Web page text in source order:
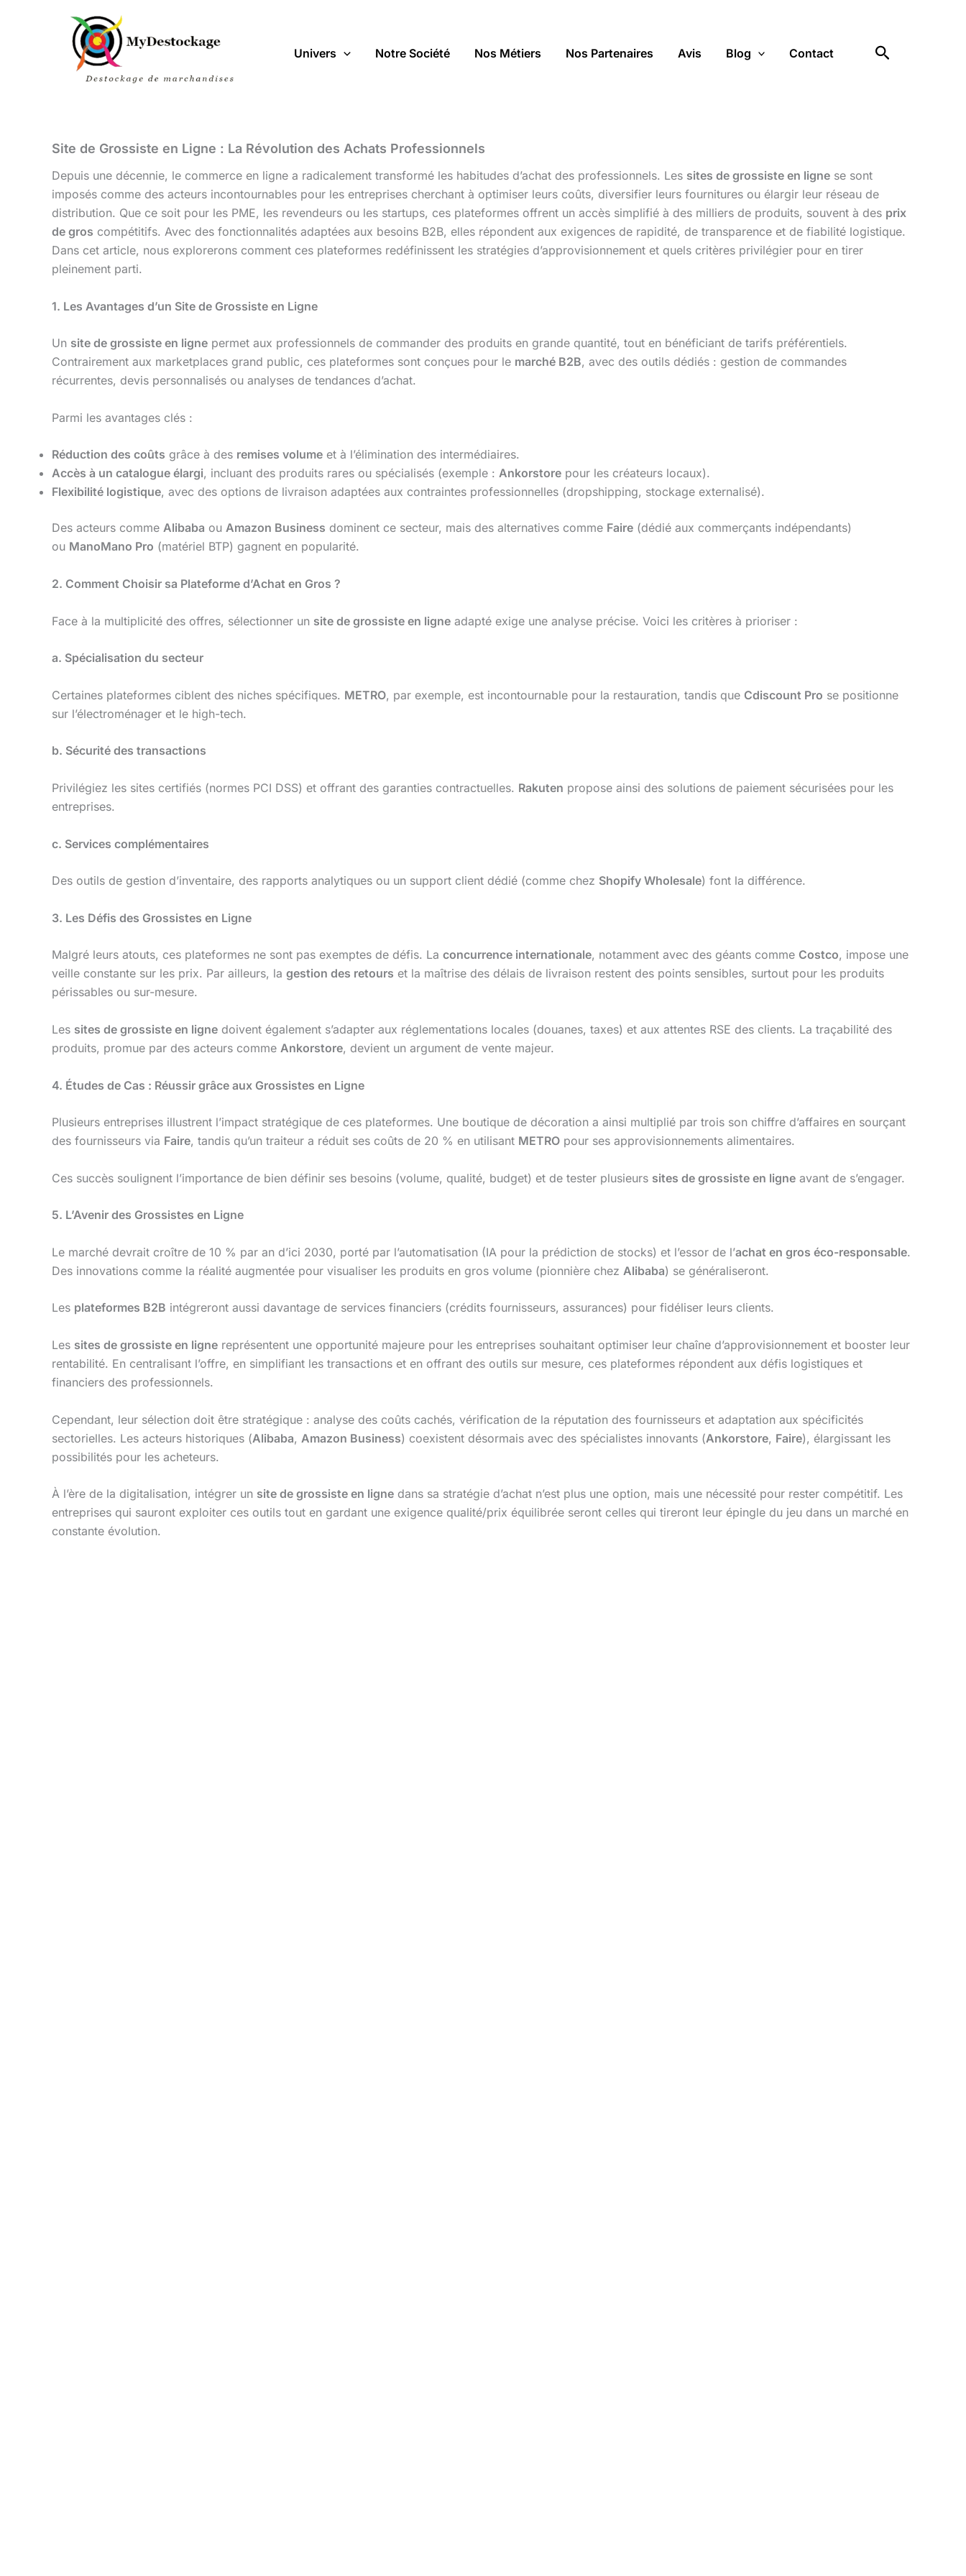
Univers Notre Société Nos Métiers Nos Partenaires Avis Blog Contact Rechercher
Site de Grossiste en Ligne : La Révolution des Achats Professionnels
Depuis une décennie, le commerce en ligne a radicalement transformé les habitudes d’achat des professionnels. Les sites de grossiste en ligne se sont
imposés comme des acteurs incontournables pour les entreprises cherchant à optimiser leurs coûts, diversifier leurs fournitures ou élargir leur réseau de
distribution. Que ce soit pour les PME, les revendeurs ou les startups, ces plateformes offrent un accès simplifié à des milliers de produits, souvent à des prix
de gros compétitifs. Avec des fonctionnalités adaptées aux besoins B2B, elles répondent aux exigences de rapidité, de transparence et de fiabilité logistique.
Dans cet article, nous explorerons comment ces plateformes redéfinissent les stratégies d’approvisionnement et quels critères privilégier pour en tirer
pleinement parti.
1. Les Avantages d’un Site de Grossiste en Ligne
Un site de grossiste en ligne permet aux professionnels de commander des produits en grande quantité, tout en bénéficiant de tarifs préférentiels.
Contrairement aux marketplaces grand public, ces plateformes sont conçues pour le marché B2B, avec des outils dédiés : gestion de commandes
récurrentes, devis personnalisés ou analyses de tendances d’achat.
Parmi les avantages clés :
Réduction des coûts grâce à des remises volume et à l’élimination des intermédiaires.
Accès à un catalogue élargi, incluant des produits rares ou spécialisés (exemple : Ankorstore pour les créateurs locaux).
Flexibilité logistique, avec des options de livraison adaptées aux contraintes professionnelles (dropshipping, stockage externalisé).
Des acteurs comme Alibaba ou Amazon Business dominent ce secteur, mais des alternatives comme Faire (dédié aux commerçants indépendants)
ou ManoMano Pro (matériel BTP) gagnent en popularité.
2. Comment Choisir sa Plateforme d’Achat en Gros ?
Face à la multiplicité des offres, sélectionner un site de grossiste en ligne adapté exige une analyse précise. Voici les critères à prioriser :
a. Spécialisation du secteur
Certaines plateformes ciblent des niches spécifiques. METRO, par exemple, est incontournable pour la restauration, tandis que Cdiscount Pro se positionne
sur l’électroménager et le high-tech.
b. Sécurité des transactions
Privilégiez les sites certifiés (normes PCI DSS) et offrant des garanties contractuelles. Rakuten propose ainsi des solutions de paiement sécurisées pour les
entreprises.
c. Services complémentaires
Des outils de gestion d’inventaire, des rapports analytiques ou un support client dédié (comme chez Shopify Wholesale) font la différence.
3. Les Défis des Grossistes en Ligne
Malgré leurs atouts, ces plateformes ne sont pas exemptes de défis. La concurrence internationale, notamment avec des géants comme Costco, impose une
veille constante sur les prix. Par ailleurs, la gestion des retours et la maîtrise des délais de livraison restent des points sensibles, surtout pour les produits
périssables ou sur-mesure.
Les sites de grossiste en ligne doivent également s’adapter aux réglementations locales (douanes, taxes) et aux attentes RSE des clients. La traçabilité des
produits, promue par des acteurs comme Ankorstore, devient un argument de vente majeur.
4. Études de Cas : Réussir grâce aux Grossistes en Ligne
Plusieurs entreprises illustrent l’impact stratégique de ces plateformes. Une boutique de décoration a ainsi multiplié par trois son chiffre d’affaires en sourçant
des fournisseurs via Faire, tandis qu’un traiteur a réduit ses coûts de 20 % en utilisant METRO pour ses approvisionnements alimentaires.
Ces succès soulignent l’importance de bien définir ses besoins (volume, qualité, budget) et de tester plusieurs sites de grossiste en ligne avant de s’engager.
5. L’Avenir des Grossistes en Ligne
Le marché devrait croître de 10 % par an d’ici 2030, porté par l’automatisation (IA pour la prédiction de stocks) et l’essor de l’achat en gros éco-responsable.
Des innovations comme la réalité augmentée pour visualiser les produits en gros volume (pionnière chez Alibaba) se généraliseront.
Les plateformes B2B intégreront aussi davantage de services financiers (crédits fournisseurs, assurances) pour fidéliser leurs clients.
Les sites de grossiste en ligne représentent une opportunité majeure pour les entreprises souhaitant optimiser leur chaîne d’approvisionnement et booster leur
rentabilité. En centralisant l’offre, en simplifiant les transactions et en offrant des outils sur mesure, ces plateformes répondent aux défis logistiques et
financiers des professionnels.
Cependant, leur sélection doit être stratégique : analyse des coûts cachés, vérification de la réputation des fournisseurs et adaptation aux spécificités
sectorielles. Les acteurs historiques (Alibaba, Amazon Business) coexistent désormais avec des spécialistes innovants (Ankorstore, Faire), élargissant les
possibilités pour les acheteurs.
À l’ère de la digitalisation, intégrer un site de grossiste en ligne dans sa stratégie d’achat n’est plus une option, mais une nécessité pour rester compétitif. Les
entreprises qui sauront exploiter ces outils tout en gardant une exigence qualité/prix équilibrée seront celles qui tireront leur épingle du jeu dans un marché en
constante évolution.